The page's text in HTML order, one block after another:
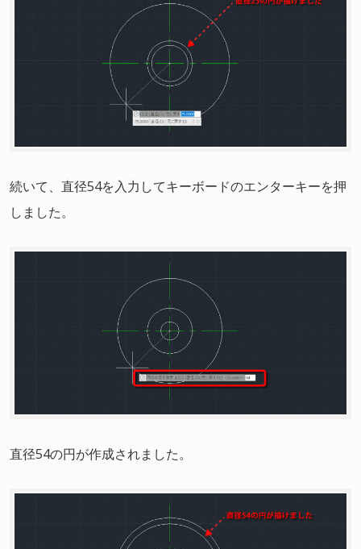
続いて、直径54を入力してキーボードのエンターキーを押
しました。
直径54の円が作成されました。